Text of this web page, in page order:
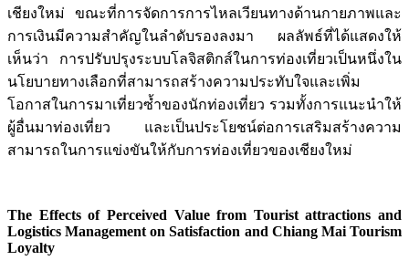
เชียงใหม่ ขณะที่การจัดการการไหลเวียนทางด้านกายภาพและ
การเงินมีความสำคัญในลำดับรองลงมา ผลลัพธ์ที่ได้แสดงให้
เห็นว่า การปรับปรุงระบบโลจิสติกส์ในการท่องเที่ยวเป็นหนึ่งใน
นโยบายทางเลือกที่สามารถสร้างความประทับใจและเพิ่ม
โอกาสในการมาเที่ยวซ้ำของนักท่องเที่ยว รวมทั้งการแนะนำให้
ผู้อื่นมาท่องเที่ยว และเป็นประโยชน์ต่อการเสริมสร้างความ
สามารถในการแข่งขันให้กับการท่องเที่ยวของเชียงใหม่
The Effects of Perceived Value from Tourist attractions and
Logistics Management on Satisfaction and Chiang Mai Tourism
Loyalty